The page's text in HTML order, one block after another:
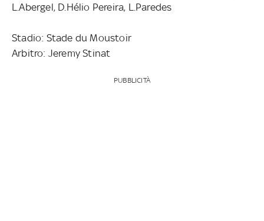
L.Abergel, D.Hélio Pereira, L.Paredes
Stadio: Stade du Moustoir
Arbitro: Jeremy Stinat
PUBBLICITÀ